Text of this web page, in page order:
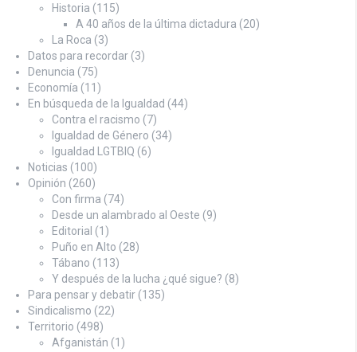
Historia (115)
A 40 años de la última dictadura (20)
La Roca (3)
Datos para recordar (3)
Denuncia (75)
Economía (11)
En búsqueda de la Igualdad (44)
Contra el racismo (7)
Igualdad de Género (34)
Igualdad LGTBIQ (6)
Noticias (100)
Opinión (260)
Con firma (74)
Desde un alambrado al Oeste (9)
Editorial (1)
Puño en Alto (28)
Tábano (113)
Y después de la lucha ¿qué sigue? (8)
Para pensar y debatir (135)
Sindicalismo (22)
Territorio (498)
Afganistán (1)